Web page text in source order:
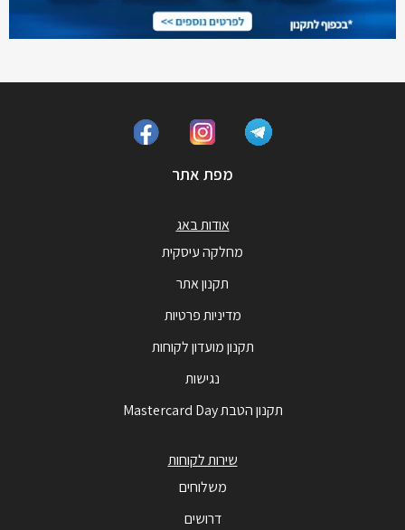
מפת אתר
אודות באג
מחלקה עיסקית
תקנון אתר
מדיניות פרטיות
תקנון מועדון לקוחות
נגישות
תקנון הטבת Mastercard Day
שירות לקוחות
משלוחים
דרושים